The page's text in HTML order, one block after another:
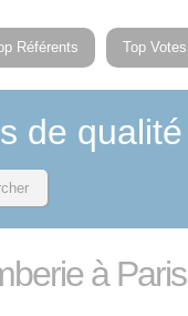
Référents Top Votes
de qualité
à Paris